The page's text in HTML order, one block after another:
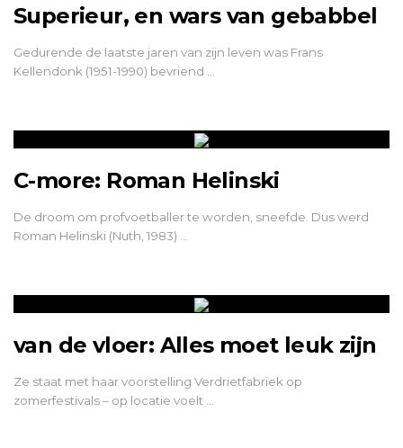
Superieur, en wars van gebabbel
Gedurende de laatste jaren van zijn leven was Frans
Kellendonk (1951-1990) bevriend …
C-more: Roman Helinski
De droom om profvoetballer te worden, sneefde. Dus werd
Roman Helinski (Nuth, 1983) …
van de vloer: Alles moet leuk zijn
Ze staat met haar voorstelling Verdrietfabriek op
zomerfestivals – op locatie voelt …